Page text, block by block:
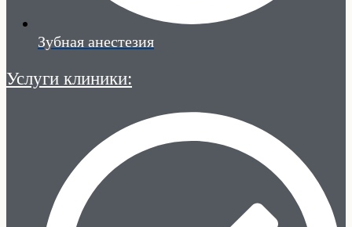
Зубная анестезия
Услуги клиники: